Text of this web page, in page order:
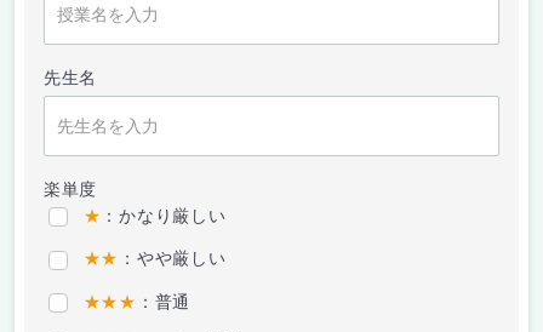
先生名
楽単度
★ ：かなり厳しい
★★ ：やや厳しい
★★★ ：普通